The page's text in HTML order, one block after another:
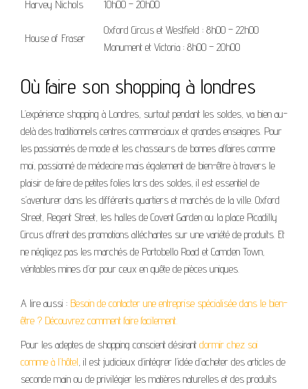
Harvey Nichols
10h00 – 20h00
House of Fraser
Oxford Circus et Westfield : 8h00 – 22h00
Monument et Victoria : 8h00 – 20h00
Où faire son shopping à londres
L’expérience shopping à Londres, surtout pendant les soldes, va bien au-
delà des traditionnels centres commerciaux et grandes enseignes. Pour
les passionnés de mode et les chasseurs de bonnes affaires comme
moi, passionné de médecine mais également de bien-être à travers le
plaisir de faire de petites folies lors des soldes, il est essentiel de
s’aventurer dans les différents quartiers et marchés de la ville. Oxford
Street, Regent Street, les halles de Covent Garden ou la place Picadilly
Circus offrent des promotions alléchantes sur une variété de produits. Et
ne négligez pas les marchés de Portobello Road et Camden Town,
véritables mines d’or pour ceux en quête de pièces uniques.
A lire aussi : Besoin de contacter une entreprise spécialisée dans le bien-
être ? Découvrez comment faire facilement.
Pour les adeptes de shopping conscient désirant dormir chez soi
comme à l’hôtel, il est judicieux d’intégrer l’idée d’acheter des articles de
seconde main ou de privilégier les matières naturelles et des produits